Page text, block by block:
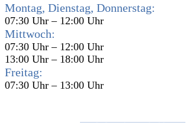
Montag, Dienstag, Donnerstag:
07:30 Uhr – 12:00 Uhr
Mittwoch:
07:30 Uhr – 12:00 Uhr
13:00 Uhr – 18:00 Uhr
Freitag:
07:30 Uhr – 13:00 Uhr